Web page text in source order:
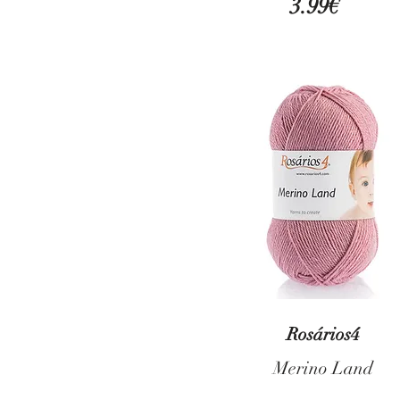
3.99€
Rosários4
Merino Land